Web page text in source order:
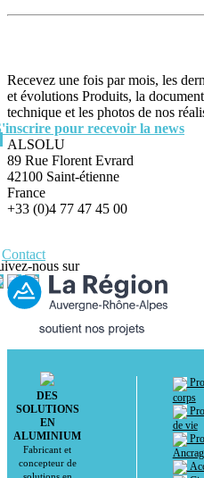
Recevez une fois par mois, les
et évolutions Produits, la
technique et les photos de nos
pour recevoir la news
ALSOLU
89 Rue Florent Evrard
42100 Saint-étienne
France
+33 (0)4 77 47 45 00
Contact
nous sur
DES
SOLUTIONS
EN
ALUMINIUM
Fabricant et
concepteur de
corps
de vie